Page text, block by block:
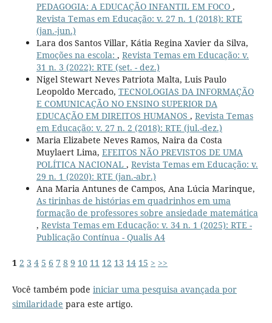
PEDAGOGIA: A EDUCAÇÃO INFANTIL EM FOCO ,
Revista Temas em Educação: v. 27 n. 1 (2018): RTE
(jan.-jun.)
Lara dos Santos Villar, Kátia Regina Xavier da Silva,
Emoções na escola: , Revista Temas em Educação: v.
31 n. 3 (2022): RTE (set. - dez.)
Nigel Stewart Neves Patriota Malta, Luis Paulo
Leopoldo Mercado, TECNOLOGIAS DA INFORMAÇÃO
E COMUNICAÇÃO NO ENSINO SUPERIOR DA
EDUCAÇÃO EM DIREITOS HUMANOS , Revista Temas
em Educação: v. 27 n. 2 (2018): RTE (jul.-dez.)
Maria Elizabete Neves Ramos, Naira da Costa
Muylaert Lima, EFEITOS NÃO PREVISTOS DE UMA
POLÍTICA NACIONAL , Revista Temas em Educação: v.
29 n. 1 (2020): RTE (jan.-abr.)
Ana Maria Antunes de Campos, Ana Lúcia Marinque,
As tirinhas de histórias em quadrinhos em uma
formação de professores sobre ansiedade matemática
, Revista Temas em Educação: v. 34 n. 1 (2025): RTE -
Publicação Contínua - Qualis A4
1 2 3 4 5 6 7 8 9 10 11 12 13 14 15 > >>
Você também pode iniciar uma pesquisa avançada por
similaridade para este artigo.